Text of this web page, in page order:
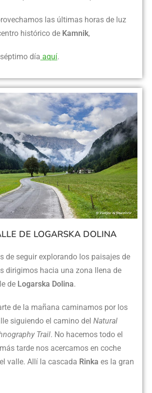
las últimas horas de luz
histórico de Kamnik,
día aquí.
DE LOGARSKA DOLINA
de seguir explorando los paisajes de
dirigimos hacia una zona llena de
de Logarska Dolina.
de la mañana caminamos por los
siguiendo el camino del Natural
Trail. No hacemos todo el
tarde nos acercamos en coche
valle. Allí la cascada Rinka es la gran